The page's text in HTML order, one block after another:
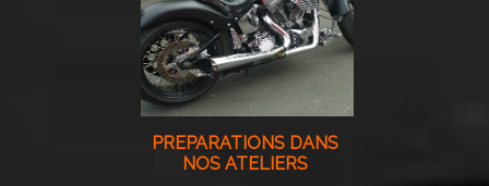
PREPARATIONS DANS
NOS ATELIERS